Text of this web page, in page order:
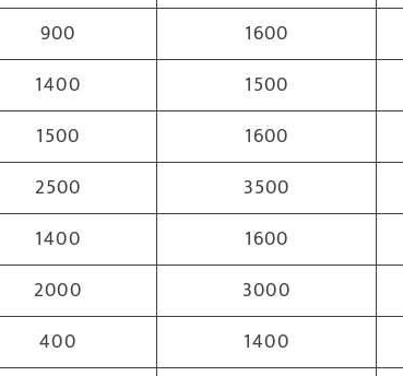
900 1600
1400 1500
1500 1600
2500 3500
1400 1600
2000 3000
400 1400